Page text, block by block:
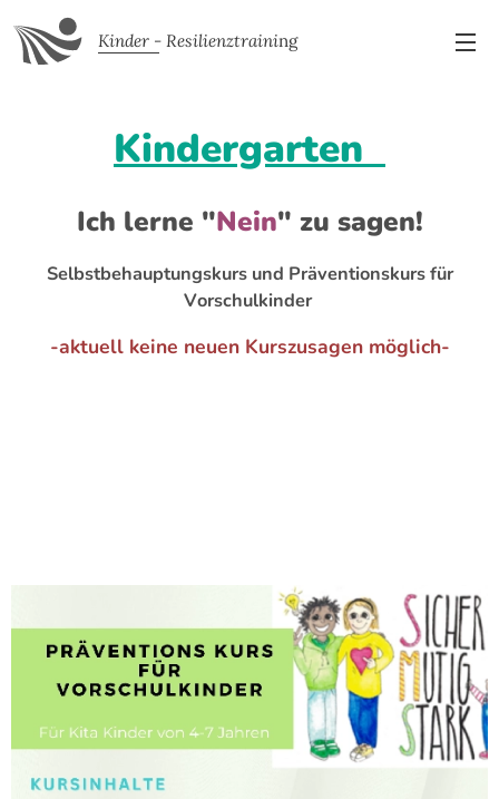
Kinder - Resilienztraining
Kindergarten
Ich lerne "Nein" zu sagen!
Selbstbehauptungskurs und Präventionskurs für
Vorschulkinder
-aktuell keine neuen Kurszusagen möglich-